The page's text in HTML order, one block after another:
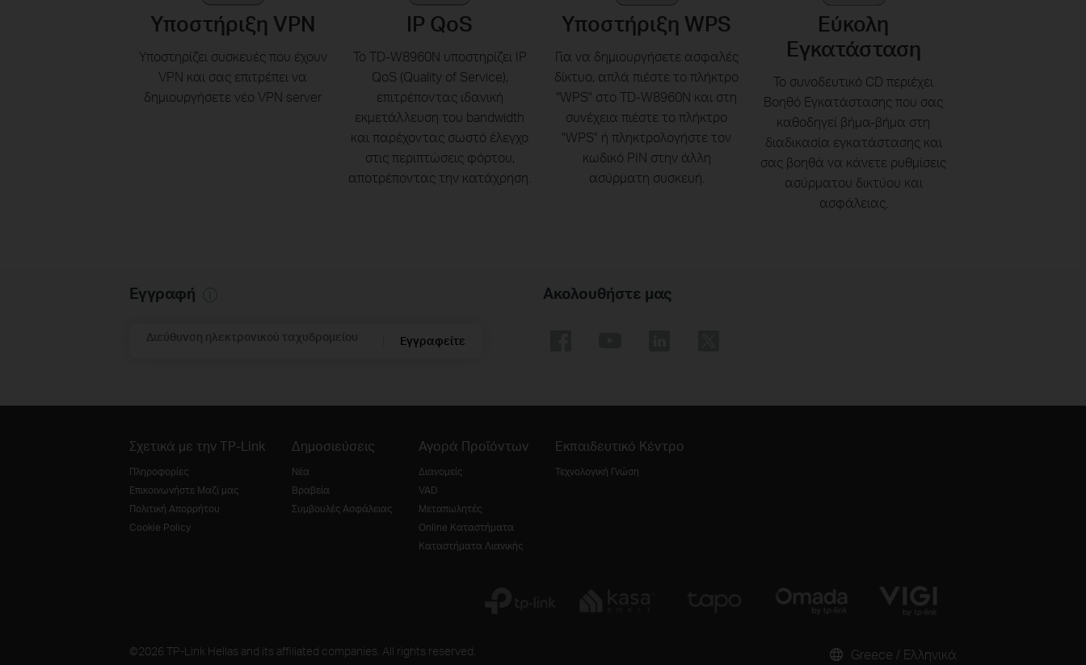
Υποστήριξη VPN
Υποστηρίζει συσκευές που έχουν
VPN και σας επιτρέπει να
δημιουργήσετε νέο VPN server
IP QoS
Το TD-W8960N υποστηρίζει IP
QoS (Quality of Service),
επιτρέποντας ιδανική
εκμετάλλευση του bandwidth
και παρέχοντας σωστό έλεγχο
στις περιπτώσεις φόρτου,
αποτρέποντας την κατάχρηση.
Υποστήριξη WPS
Για να δημιουργήσετε ασφαλές
δίκτυο, απλά πιέστε το πλήκτρο
"WPS" στο TD-W8960Ν και στη
συνέχεια πιέστε το πλήκτρο
"WPS" ή πληκτρολογήστε τον
κωδικό PIN στην άλλη
ασύρματη συσκευή.
Εύκολη
Εγκατάσταση
Το συνοδευτικό CD περιέχει
Βοηθό Εγκατάστασης που σας
καθοδηγεί βήμα-βήμα στη
διαδικασία εγκατάστασης και
σας βοηθά να κάνετε ρυθμίσεις
ασύρματου δικτύου και
ασφάλειας.
Εγγραφή
Διεύθυνση ηλεκτρονικού ταχυδρομείου Εγγραφείτε
Ακολουθήστε μας
Σχετικά με την TP-Link
Πληροφορίες
Επικοινωνήστε Μαζί μας
Πολιτική Απορρήτου
Cookie Policy
Δημοσιεύσεις
Νέα
Βραβεία
Συμβουλές Ασφάλειας
Αγορά Προϊόντων
Διανομείς
VAD
Μεταπωλητές
Online Καταστήματα
Καταστήματα Λιανικής
Εκπαιδευτικό Κέντρο
Τεχνολογική Γνώση
©2026 TP-Link Hellas and its affiliated companies. All rights reserved. Greece / Ελληνικά